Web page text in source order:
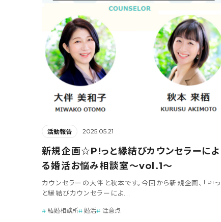
活動報告 2025.05.21
新規企画☆P!っと縁結びカウンセラーによ
る婚活お悩み相談室～vol.1～
カウンセラーの大伴と秋本です。今回から新規企画、「P!っ
と縁結びカウンセラーによ...
結婚相談所 婚活 注意点